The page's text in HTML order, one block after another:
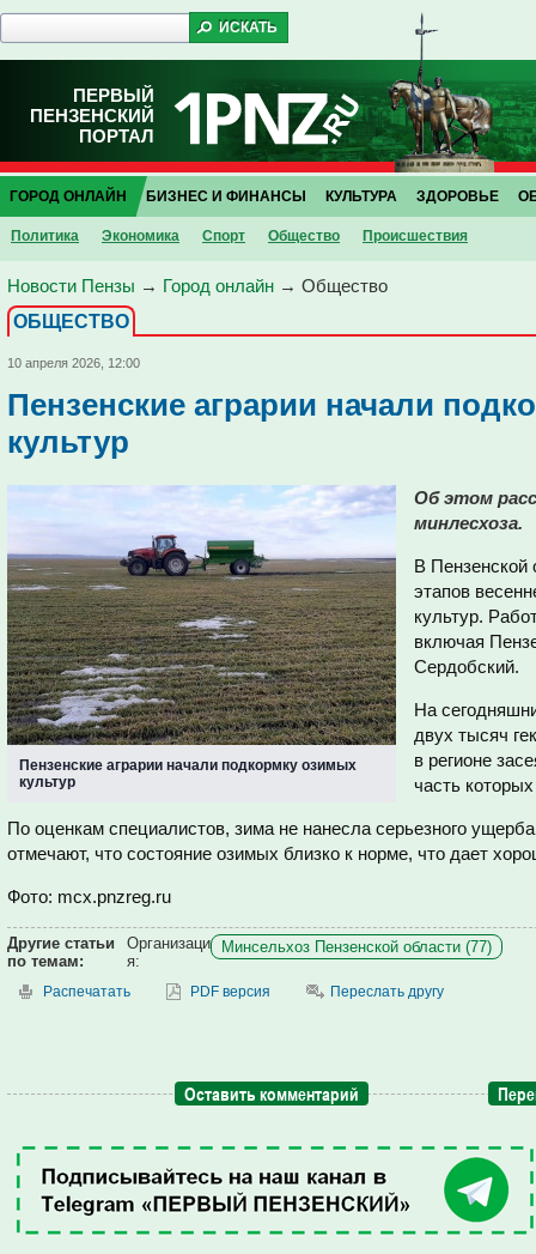
ПЕРВЫЙ
ПЕНЗЕНСКИЙ
ПОРТАЛ
ГОРОД ОНЛАЙН
Политика Экономика Спорт Общество Проиcшествия
БИЗНЕС И ФИНАНСЫ КУЛЬТУРА ЗДОРОВЬЕ
Новости Пензы → Город онлайн → Общество
ОБЩЕСТВО
10 апреля 2026, 12:00
Пензенские аграрии начали
культур
Пензенские аграрии начали подкормку озимых
культур
Об этом
минлесхоза.
В Пензенской
этапов
культур.
включая
Сердобский.
На
двух тысяч
в регионе
часть
По оценкам специалистов, зима не нанесла серьезного
отмечают, что состояние озимых близко к норме, что дает
Фото: mcx.pnzreg.ru
Другие статьи
по темам:
Организаци
я:
Минсельхоз Пензенской области (77)
Распечатать PDF версия Переслать другу
Оставить комментарий